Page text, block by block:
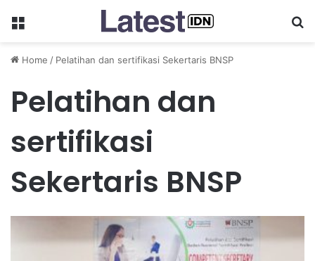
Menu
Home / Pelatihan dan sertifikasi Sekertaris BNSP
Pelatihan dan
sertifikasi
Sekertaris BNSP